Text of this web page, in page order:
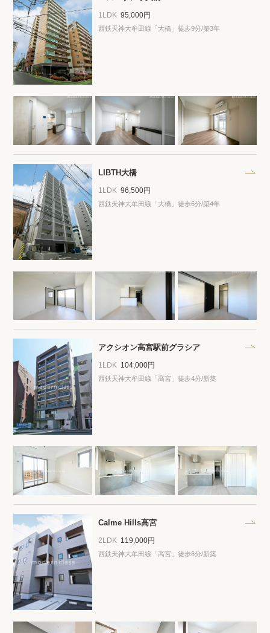
1LDK 95,000円
西鉄天神大牟田線「大橋」徒歩9分/築3年
LIBTH大橋
1LDK 96,500円
西鉄天神大牟田線「大橋」徒歩6分/築4年
アクシオン高宮駅前グラシア
1LDK 104,000円
西鉄天神大牟田線「高宮」徒歩4分/新築
Calme Hills高宮
2LDK 119,000円
西鉄天神大牟田線「高宮」徒歩6分/新築